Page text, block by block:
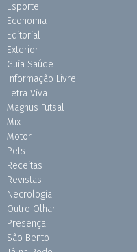
Esporte
Economia
Editorial
Exterior
Guia Saúde
Informação Livre
Letra Viva
Magnus Futsal
Mix
Motor
Pets
Receitas
Revistas
Necrologia
Outro Olhar
Presença
São Bento